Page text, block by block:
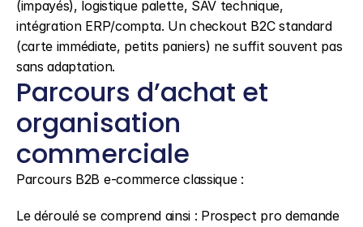
(impayés), logistique palette, SAV technique,
intégration ERP/compta. Un checkout B2C standard
(carte immédiate, petits paniers) ne suffit souvent pas
sans adaptation.
Parcours d’achat et
organisation
commerciale
Parcours B2B e-commerce classique :
Le déroulé se comprend ainsi : Prospect pro demande